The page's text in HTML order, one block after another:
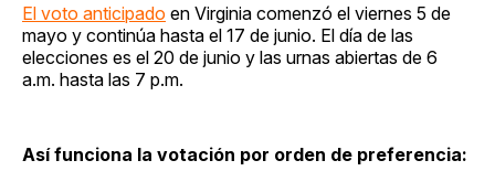
El voto anticipado en Virginia comenzó el viernes 5 de
mayo y continúa hasta el 17 de junio. El día de las
elecciones es el 20 de junio y las urnas abiertas de 6
a.m. hasta las 7 p.m.
Así funciona la votación por orden de preferencia: